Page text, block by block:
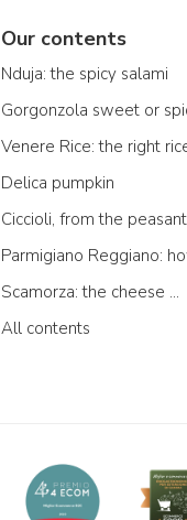
Our contents
Nduja: the spicy salami
Gorgonzola sweet or
Venere Rice: the right
Delica pumpkin
Ciccioli, from the
Scamorza: the cheese ...
All contents